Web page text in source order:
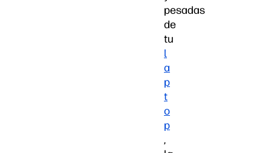
pesadas
de
tu
l
a
p
t
o
p
,